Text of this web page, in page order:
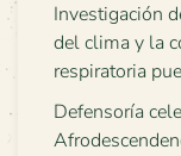
Investigación
del clima y la
respiratoria
Defensoría